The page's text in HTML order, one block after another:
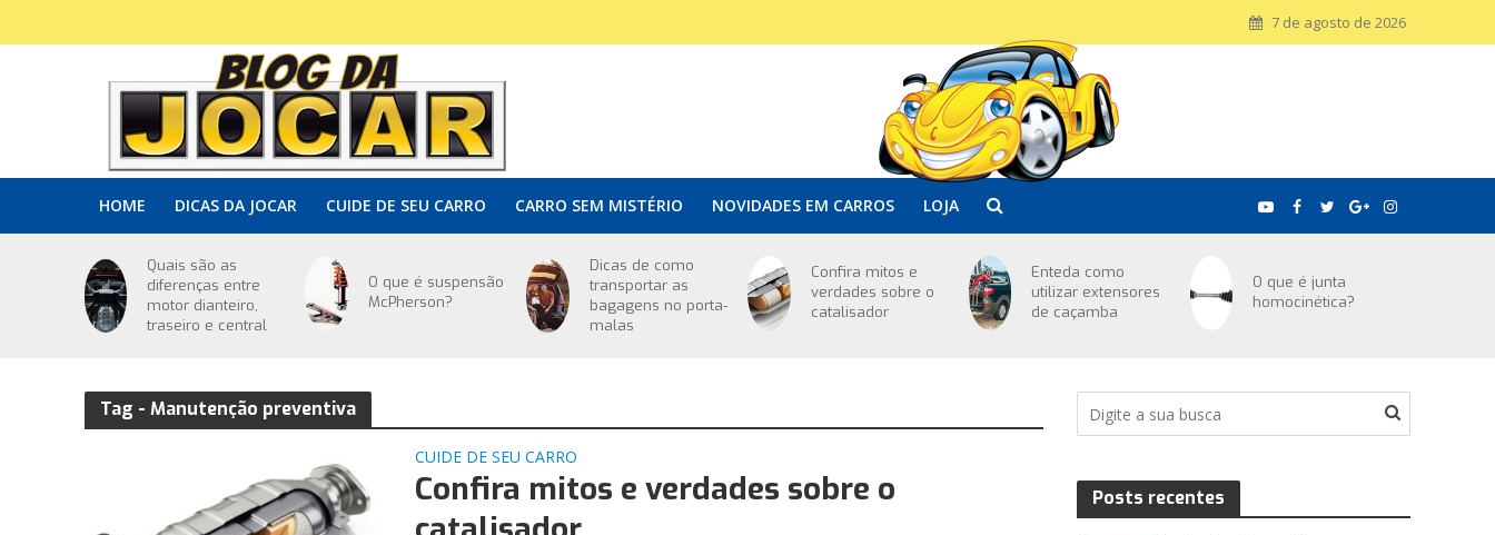
7 de agosto de 2026
HOME DICAS DA JOCAR CUIDE DE SEU CARRO CARRO SEM MISTÉRIO NOVIDADES EM CARROS LOJA
Quais são as
diferenças entre
motor dianteiro,
traseiro e central
O que é suspensão
McPherson?
Dicas de como
transportar as
bagagens no porta-
malas
Confira mitos e
verdades sobre o
catalisador
Enteda como
utilizar extensores
de caçamba
O que é junta
homocinética?
Tag - Manutenção preventiva
CUIDE DE SEU CARRO
Confira mitos e verdades sobre o
Posts recentes